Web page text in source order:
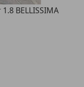
BELLISSIMA